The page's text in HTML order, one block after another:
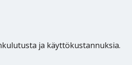
ja käyttökustannuksia.